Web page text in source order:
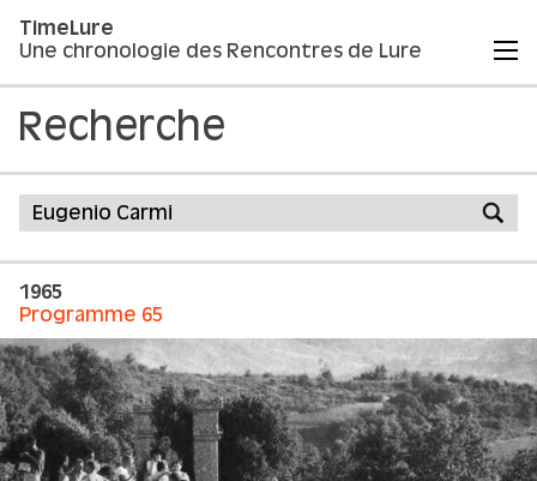
TimeLure
Une chronologie des Rencontres de Lure
Recherche
1965
Programme 65